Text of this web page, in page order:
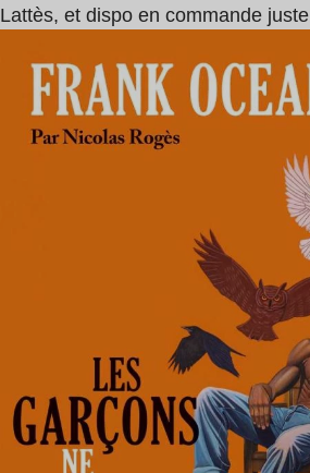
Lattès, et dispo en commande juste